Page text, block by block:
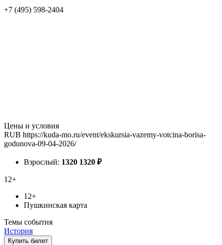
+7 (495) 598-2404
Цены и условия
RUB https://kuda-mo.ru/event/ekskursia-vazemy-votcina-borisa-
godunova-09-04-2026/
Взрослый: 1320 1320 ₽
12+
12+
Пушкинская карта
Темы события
История
Купить билет